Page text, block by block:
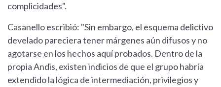
complicidades".
Casanello escribió: "Sin embargo, el esquema delictivo
develado pareciera tener márgenes aún difusos y no
agotarse en los hechos aquí probados. Dentro de la
propia Andis, existen indicios de que el grupo habría
extendido la lógica de intermediación, privilegios y